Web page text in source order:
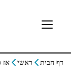
דף הבית ראשי אז